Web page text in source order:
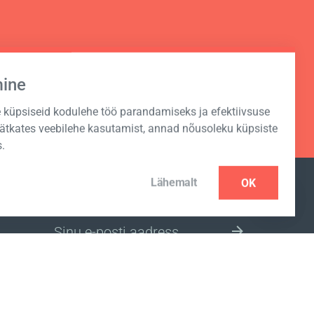
küpsiseid kodulehe töö parandamiseks ja efektiivsuse
veebilehe kasutamist, annad nõusoleku küpsiste
Lähemalt OK